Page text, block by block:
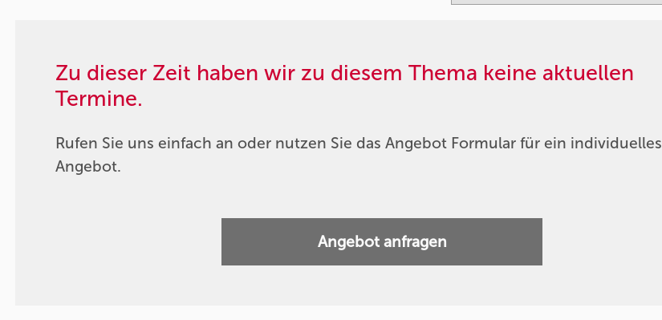
Zu dieser Zeit haben wir zu diesem Thema keine aktuellen
Termine.
Rufen Sie uns einfach an oder nutzen Sie das Angebot Formular für ein individuelles
Angebot.
Angebot anfragen